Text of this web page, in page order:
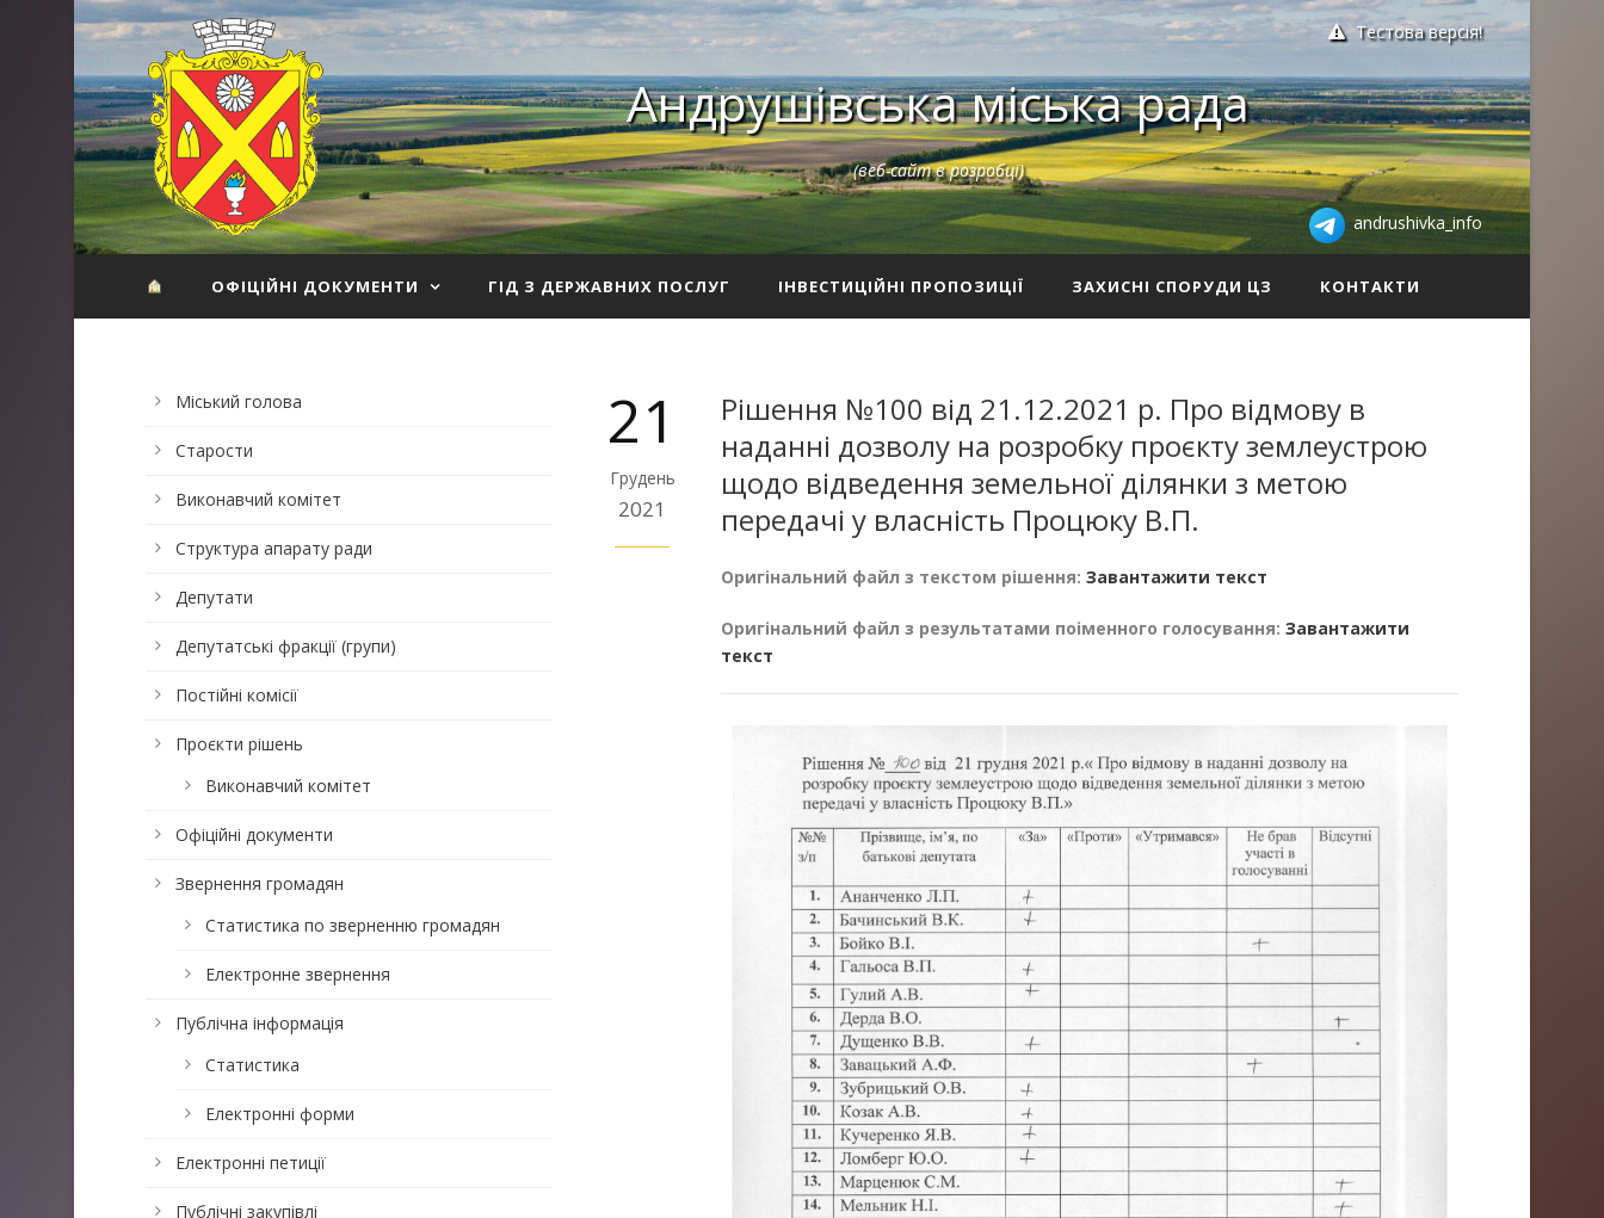
Тестова версія!
Андрушівська міська рада
(веб-сайт в розробці)
andrushivka_info
ОФІЦІЙНІ ДОКУМЕНТИ ГІД З ДЕРЖАВНИХ ПОСЛУГ ІНВЕСТИЦІЙНІ ПРОПОЗИЦІЇ ЗАХИСНІ СПОРУДИ ЦЗ КОНТАКТИ
21
Грудень
2021
Рішення №100 від 21.12.2021 р. Про відмову в
наданні дозволу на розробку проєкту землеустрою
щодо відведення земельної ділянки з метою
передачі у власність Процюку В.П.
Оригінальний файл з текстом рішення: Завантажити текст
Оригінальний файл з результатами поіменного голосування: Завантажити
текст
Міський голова
Старости
Виконавчий комітет
Структура апарату ради
Депутати
Депутатські фракції (групи)
Постійні комісії
Проєкти рішень
Виконавчий комітет
Офіційні документи
Звернення громадян
Статистика по зверненню громадян
Електронне звернення
Публічна інформація
Статистика
Електронні форми
Електронні петиції
Публічні закупівлі